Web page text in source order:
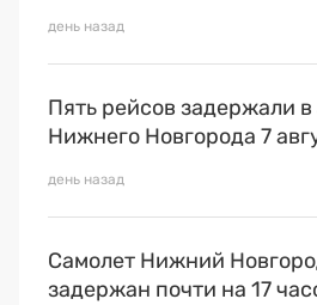
день назад
Пять рейсов задержали
Нижнего Новгорода 7
день назад
Самолет Нижний
задержан почти на 17